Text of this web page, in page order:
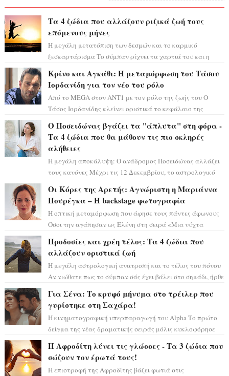
Τα 4 ζώδια που αλλάζουν ριζικά ζωή τους
επόμενους μήνες
Η μεγάλη μετατόπιση των δεσμών και το καρμικό
ξεσκαρτάρισμα Το σύμπαν ρίχνει τα χαρτιά του και η
Κρίνο και Αγκάθι: Η μεταμόρφωση του Τάσου
Ιορδανίδη για τον νέο του ρόλο
Από το MEGA στον ΑΝΤ1 με τον ρόλο της ζωής του Ο
Τάσος Ιορδανίδης κλείνει οριστικά το κεφάλαιο της
Ο Ποσειδώνας βγάζει τα "άπλυτα" στη φόρα -
Τα 4 ζώδια που θα μάθουν τις πιο σκληρές
αλήθειες
Η μεγάλη αποκάλυψη: Ο ανάδρομος Ποσειδώνας αλλάζει
τους κανόνες Μέχρι τις 12 Δεκεμβρίου, το αστρολογικό
Οι Κόρες της Αρετής: Αγνώριστη η Μαριάννα
Πουρέγκα – H backstage φωτογραφία
Η οπτική μεταμόρφωση που άφησε τους πάντες άφωνους
Όσοι την αγάπησαν ως Ελένη στη σειρά «Μια νύχτα
Προδοσίες και χρέη τέλος: Τα 4 ζώδια που
αλλάζουν οριστικά ζωή
Η μεγάλη αστρολογική ανατροπή και το τέλος του πόνου
Αν νιώθατε πως το σύμπαν σάς έχει βάλει στο σημάδι, ήρθε
Για Σένα: Το κρυφό μήνυμα στο τρέιλερ που
γυρίστηκε στη Σαχάρα!
Η κινηματογραφική υπερπαραγωγή του Alpha Το πρώτο
δείγμα της νέας δραματικής σειράς μόλις κυκλοφόρησε
Η Αφροδίτη λύνει τις γλώσσες - Τα 3 ζώδια που
σώζουν τον έρωτά τους!
Η επιστροφή της Αφροδίτης βάζει φωτιά στις